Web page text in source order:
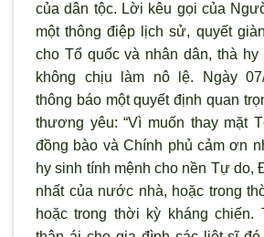
của dân tộc. Lời kêu gọi của
một thông điệp lịch sử, quyết
cho Tổ quốc và nhân dân, thà hy
không chịu làm nô lệ. Ngày
thông báo một quyết định quan
thương yêu: “Vì muốn thay mặt
đồng bào và Chính phủ cảm ơn
hy sinh tính mệnh cho nền Tự do,
nhất của nước nhà, hoặc trong
hoặc trong thời kỳ kháng